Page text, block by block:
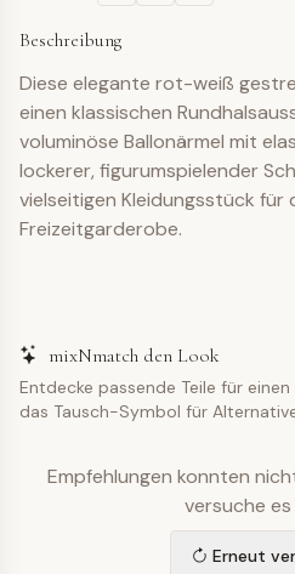
Beschreibung
Diese elegante rot-weiß
einen klassischen
voluminöse Ballonärmel mit
lockerer, figurumspielender
vielseitigen Kleidungsstück
Freizeitgarderobe.
mixNmatch den Look
Entdecke passende Teile für
das Tausch-Symbol für
Empfehlungen konnten
versuche
Erneut